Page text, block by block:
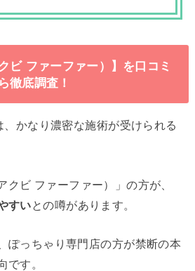
ビ ファーファー）】を口コミ
徹底調査！
かなり濃密な施術が受けられる
クビ ファーファー）」の方が、
すいとの噂があります。
ぽっちゃり専門店の方が禁断の本
です。